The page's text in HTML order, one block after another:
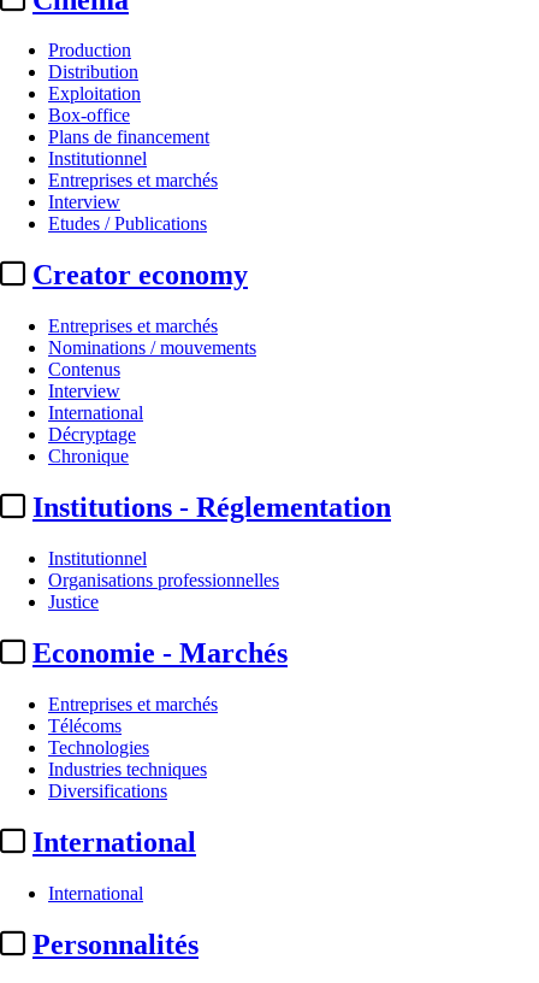
Production
Distribution
Exploitation
Box-office
Plans de financement
Institutionnel
Entreprises et marchés
Interview
Etudes / Publications
Creator economy
Entreprises et marchés
Nominations / mouvements
Contenus
Interview
International
Décryptage
Chronique
Institutions - Réglementation
Institutionnel
Organisations professionnelles
Justice
Economie - Marchés
Entreprises et marchés
Télécoms
Technologies
Industries techniques
Diversifications
International
International
Personnalités